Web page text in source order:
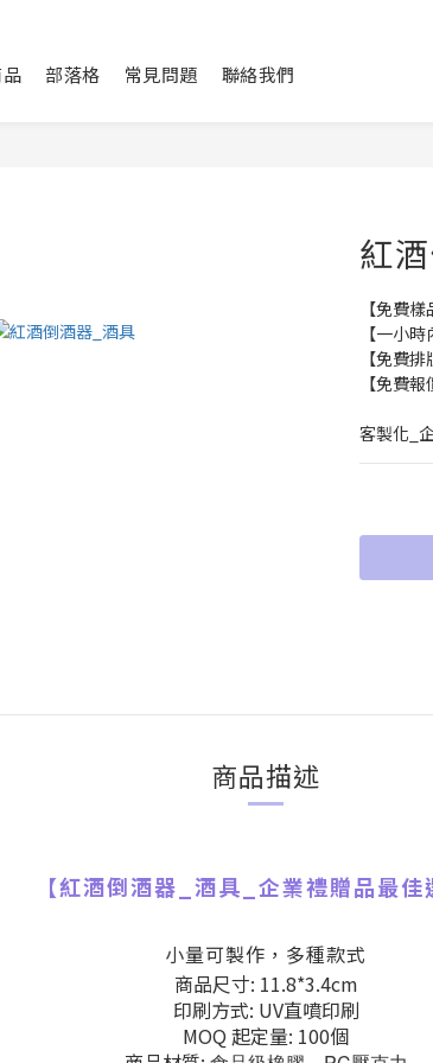
部落格 常見問題 聯絡我們
紅
【免費
【一小
【免費
【免費
客製化_
商品描述
【紅酒倒酒器_酒具 企業禮贈品最佳
小量可製作，多種款式
商品尺寸: 11.8*3.4cm
印刷方式: UV直噴印刷
MOQ 起定量: 100個